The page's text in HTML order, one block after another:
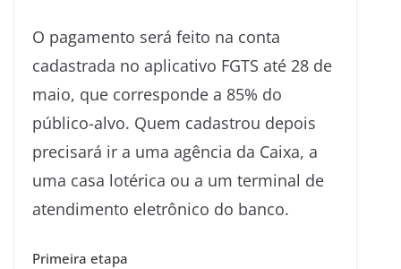
O pagamento será feito na conta
cadastrada no aplicativo FGTS até 28 de
maio, que corresponde a 85% do
público-alvo. Quem cadastrou depois
precisará ir a uma agência da Caixa, a
uma casa lotérica ou a um terminal de
atendimento eletrônico do banco.
Primeira etapa